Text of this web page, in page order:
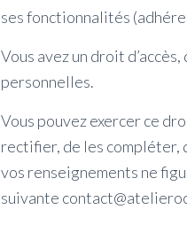
ses fonctionnalités
Vous avez un droit
personnelles.
Vous pouvez exercer ce
rectifier, de les compléter,
vos renseignements ne
suivante